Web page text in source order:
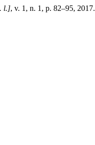
l.], v. 1, n. 1, p. 82–95, 2017.